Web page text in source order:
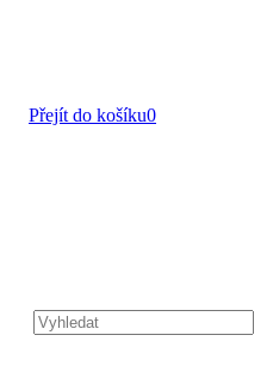
Přejít do košíku0